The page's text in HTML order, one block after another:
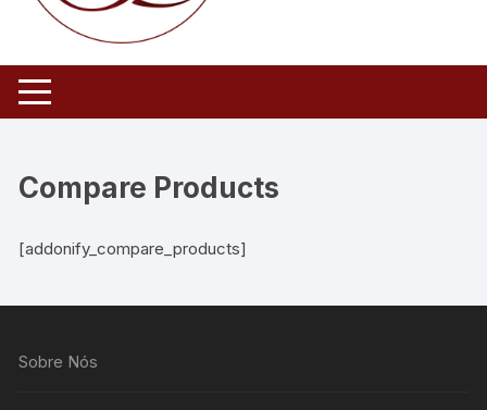
Compare Products
[addonify_compare_products]
Sobre Nós